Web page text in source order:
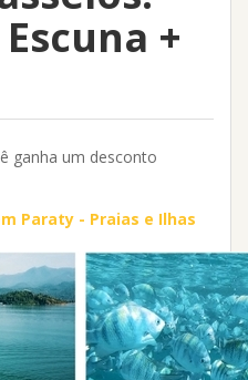
+
ganha um desconto
Paraty - Praias e Ilhas